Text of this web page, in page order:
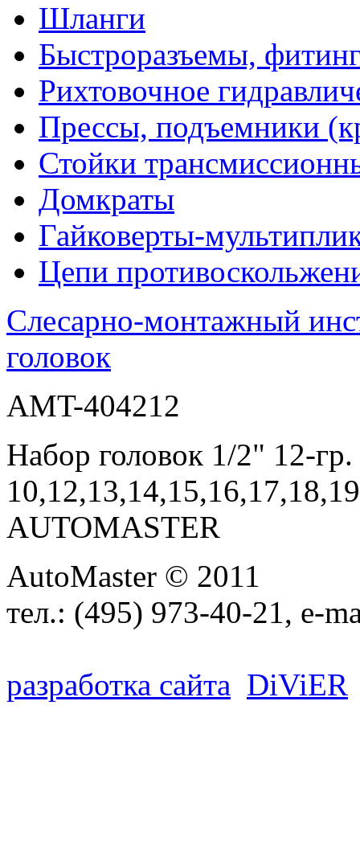
Шланги
Быстроразъемы,
Рихтовочное
Прессы, подъемники
Стойки
Домкраты
Гайковерты-
Цепи
Слесарно-монтажный
головок
AMT-404212
Набор головок 1/2" 12-
AUTOMASTER
AutoMaster © 2011
тел.: (495) 973-40-21, e-
разработка сайта DiViER